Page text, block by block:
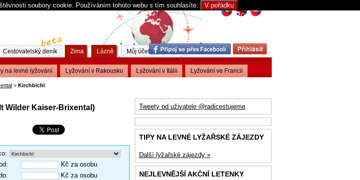
soubory cookie. Používáním tohoto webu s tím souhlasíte. V pořádku
> Kirchbichl
Wilder Kaiser-Brixental)
:
:
Kč za osobu
:
Kč za osobu
Tweety od uživatele @radicestujeme
TIPY NA LEVNÉ LYŽAŘSKÉ ZÁJEZDY
Další lyžařské zájezdy »
NEJLEVNĚJŠÍ AKČNÍ LETENKY
Cestovatelský deník Zima
na levné lyžování Lyžování v Rakousku Lyžování v Itálii Lyžování ve Francii
Lázně Můj účet